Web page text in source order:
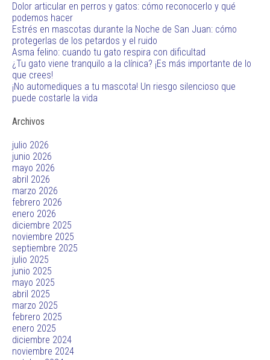
Dolor articular en perros y gatos: cómo reconocerlo y qué
podemos hacer
Estrés en mascotas durante la Noche de San Juan: cómo
protegerlas de los petardos y el ruido
Asma felino: cuando tu gato respira con dificultad
¿Tu gato viene tranquilo a la clínica? ¡Es más importante de lo
que crees!
¡No automediques a tu mascota! Un riesgo silencioso que
puede costarle la vida
Archivos
julio 2026
junio 2026
mayo 2026
abril 2026
marzo 2026
febrero 2026
enero 2026
diciembre 2025
noviembre 2025
septiembre 2025
julio 2025
junio 2025
mayo 2025
abril 2025
marzo 2025
febrero 2025
enero 2025
diciembre 2024
noviembre 2024